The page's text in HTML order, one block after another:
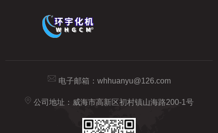
电子邮箱： whhuanyu@126.com
公司地址：威海市高新区初村镇山海路200-1号